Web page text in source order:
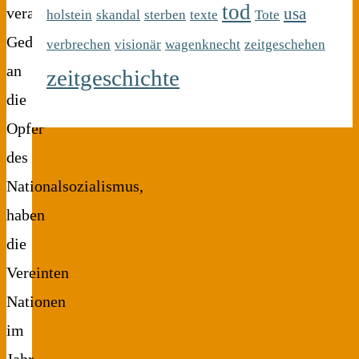
verankerter
Gedenktag
an
die
Opfer
des
Nationalsozialismus,
haben
die
Vereinten
Nationen
im
holstein skandal sterben texte tod Tote usa
verbrechen visionär wagenknecht zeitgeschehen
zeitgeschichte